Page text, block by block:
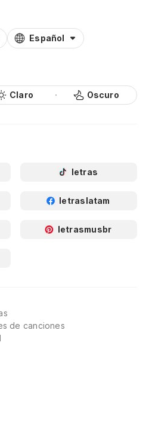
Español
Claro Oscuro
letras
letraslatam
letrasmusbr
de canciones